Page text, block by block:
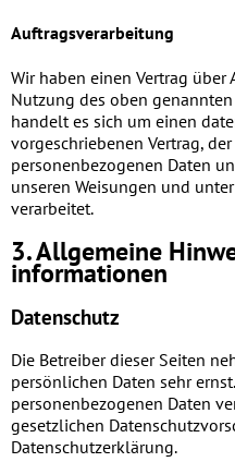
Auftragsverarbeitung
Wir haben einen Vertrag über
Nutzung des oben
handelt es sich um einen
vorgeschriebenen Vertrag,
personenbezogenen Daten
unseren Weisungen und
verarbeitet.
3. Allgemeine
informationen
Datenschutz
Die Betreiber dieser Seiten
persönlichen Daten sehr
personenbezogenen Daten
gesetzlichen
Datenschutzerklärung.